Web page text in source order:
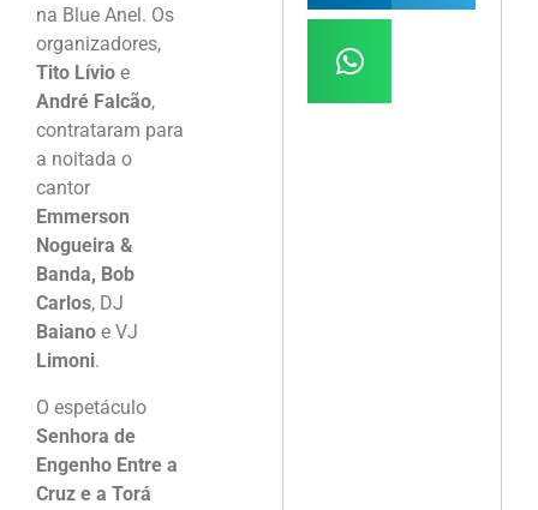
na Blue Anel. Os
organizadores,
Tito Lívio e
André Falcão,
contrataram para
a noitada o
cantor
Emmerson
Nogueira &
Banda, Bob
Carlos, DJ
Baiano e VJ
Limoni.
O espetáculo
Senhora de
Engenho Entre a
Cruz e a Torá